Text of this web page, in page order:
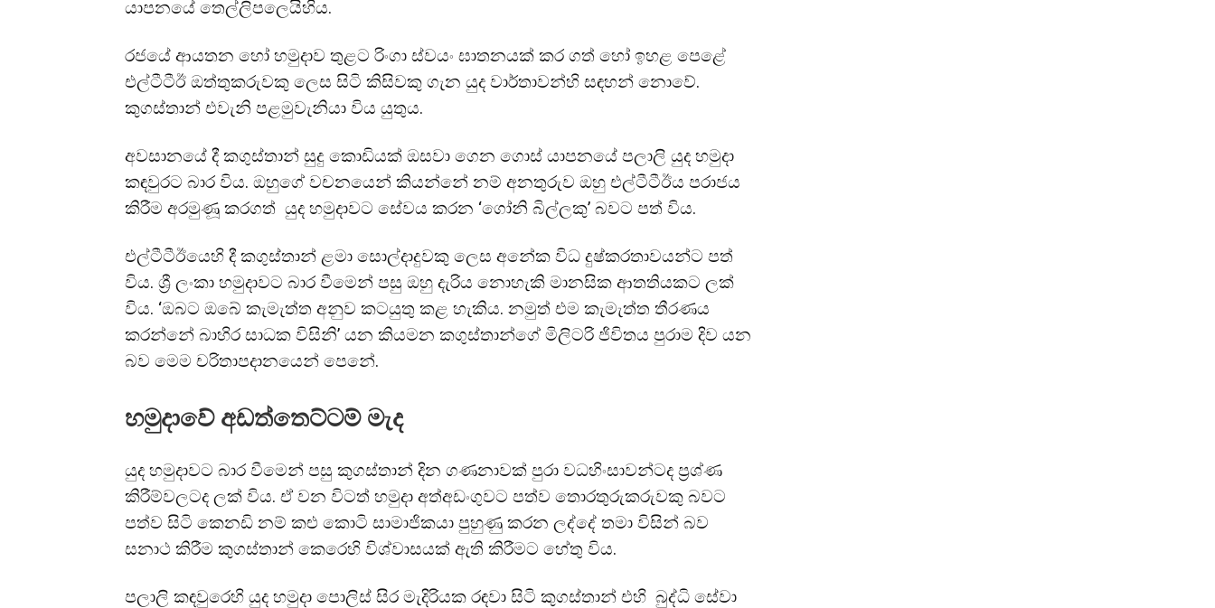
යාපනයේ තෙල්ලිපලෙයිහිය.
රජයේ ආයතන හෝ හමුදාව තුළට රිංගා ස්වයං ඝාතනයක් කර ගත් හෝ ඉහළ පෙළේ
එල්ටීටීඊ ඔත්තුකරුවකු ලෙස සිටි කිසිවකු ගැන යුද වාර්තාවන්හි සඳහන් නොවේ.
කුගස්තාන් එවැනි පළමුවැනියා විය යුතුය.
අවසානයේ දී කගුස්තාන් සුදු කොඩියක් ඔසවා ගෙන ගොස් යාපනයේ පලාලි යුද හමුදා
කඳවුරට බාර විය. ඔහුගේ වචනයෙන් කියන්නේ නම් අනතුරුව ඔහු එල්ටීටීඊය පරාජය
කිරීම අරමුණූ කරගත් යුද හමුදාවට සේවය කරන ‘ගෝනි බිල්ලකු’ බවට පත් විය.
එල්ටීටීඊයෙහි දී කගුස්තාන් ළමා සොල්දාදුවකු ලෙස අනේක විධ දුෂ්කරතාවයන්ට පත්
විය. ශ්‍රී ලංකා හමුදාවට බාර වීමෙන් පසු ඔහු දැරිය නොහැකි මානසික ආතතියකට ලක්
විය. ‘ඔබට ඔබේ කැමැත්ත අනුව කටයුතු කළ හැකිය. නමුත් එම කැමැත්ත තීරණය
කරන්නේ බාහිර සාධක විසිනි’ යන කියමන කගුස්තාන්ගේ මිලිටරි ජිවිතය පුරාම දිව යන
බව මෙම චරිතාපදානයෙන් පෙනේ.
හමුදාවේ අඩත්තෙට්ටම් මැද
යුද හමුදාවට බාර වීමෙන් පසු කුගස්තාන් දින ගණනාවක් පුරා වධහිංසාවන්ටද ප්‍රශ්ණ
කිරීම්වලටද ලක් විය. ඒ වන විටත් හමුදා අත්අඩංගුවට පත්ව තොරතුරුකරුවකු බවට
පත්ව සිටි කෙනඩි නම් කළු කොටි සාමාජිකයා පුහුණු කරන ලද්දේ තමා විසින් බව
සනාථ කිරීම කුගස්තාන් කෙරෙහි විශ්වාසයක් ඇති කිරීමට හේතු විය.
පලාලි කඳවුරෙහි යුද හමුදා පොලිස් සිර මැදිරියක රඳවා සිටි කුගස්තාන් එහි බුද්ධි සේවා